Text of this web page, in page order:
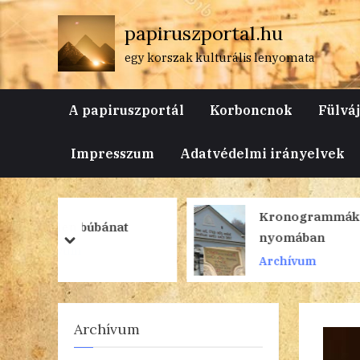
Skip
to
content
papiruszportal.hu
egy korszak kulturális lenyomata
A papiruszportál Korboncnok
Impresszum Adatvédelmi irányelvek
Kronogrammák
nyomában
Archívum
prev
next
Archívum